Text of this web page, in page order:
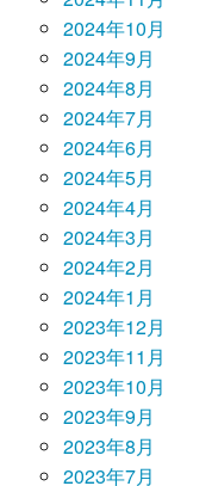
2024年10月
2024年9月
2024年8月
2024年7月
2024年6月
2024年5月
2024年4月
2024年3月
2024年2月
2024年1月
2023年12月
2023年11月
2023年10月
2023年9月
2023年8月
2023年7月